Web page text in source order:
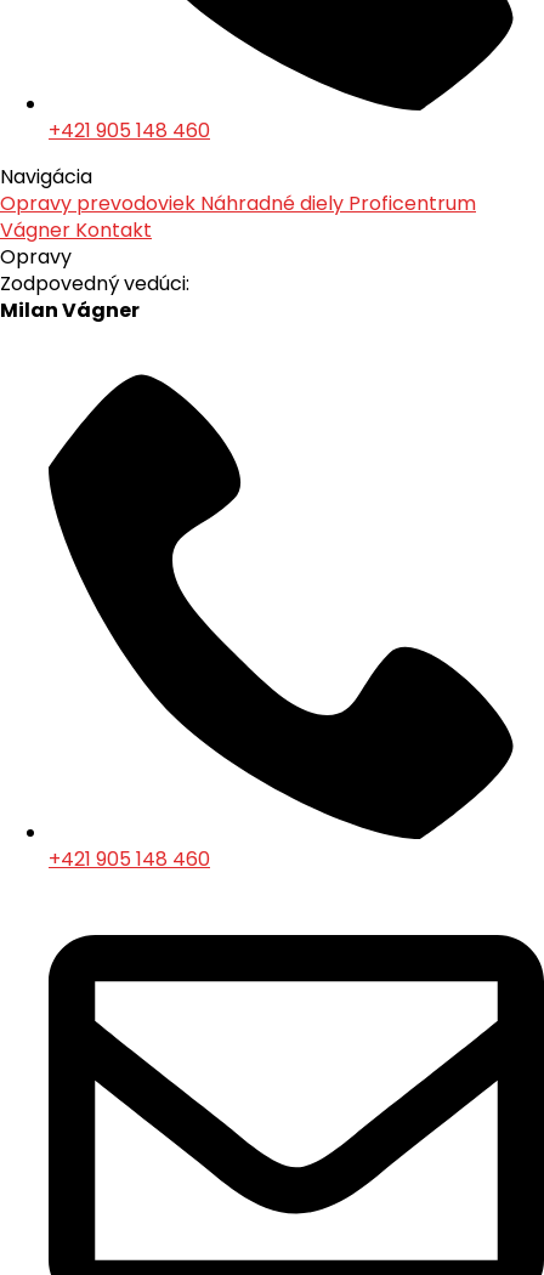
+421 905 148 460
Navigácia
Opravy prevodoviek Náhradné diely Proficentrum
Vágner Kontakt
Opravy
Zodpovedný vedúci:
Milan Vágner
+421 905 148 460